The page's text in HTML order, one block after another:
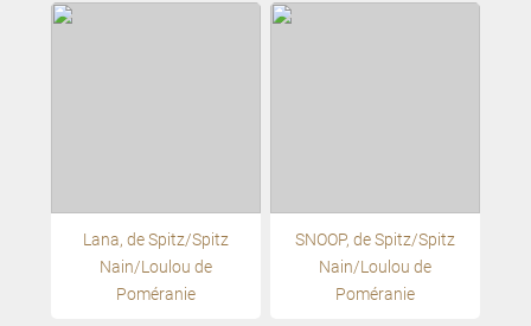
Lana, de Spitz/Spitz
Nain/Loulou de
Poméranie
SNOOP, de Spitz/Spitz
Nain/Loulou de
Poméranie